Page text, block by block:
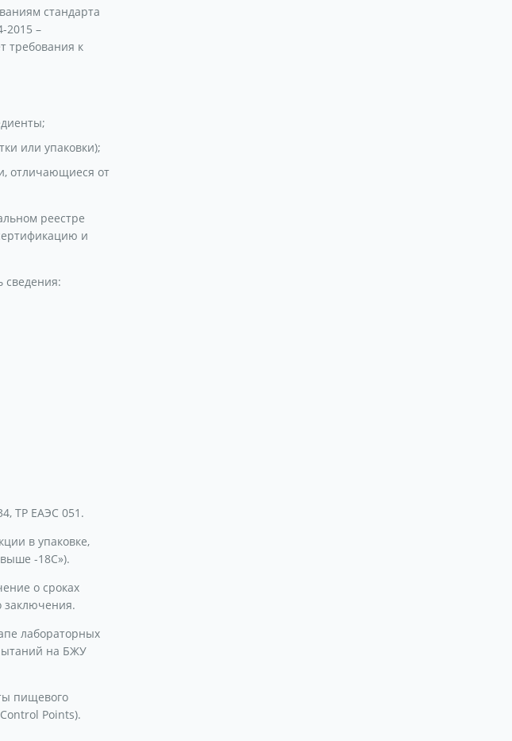
стандарта
2015 –
требования к
или упаковки);
отличающиеся от
реестре
и
сведения:
ТР ЕАЭС 051.
в упаковке,
-18C»).
о сроках
заключения.
лабораторных
на БЖУ
пищевого
Points).